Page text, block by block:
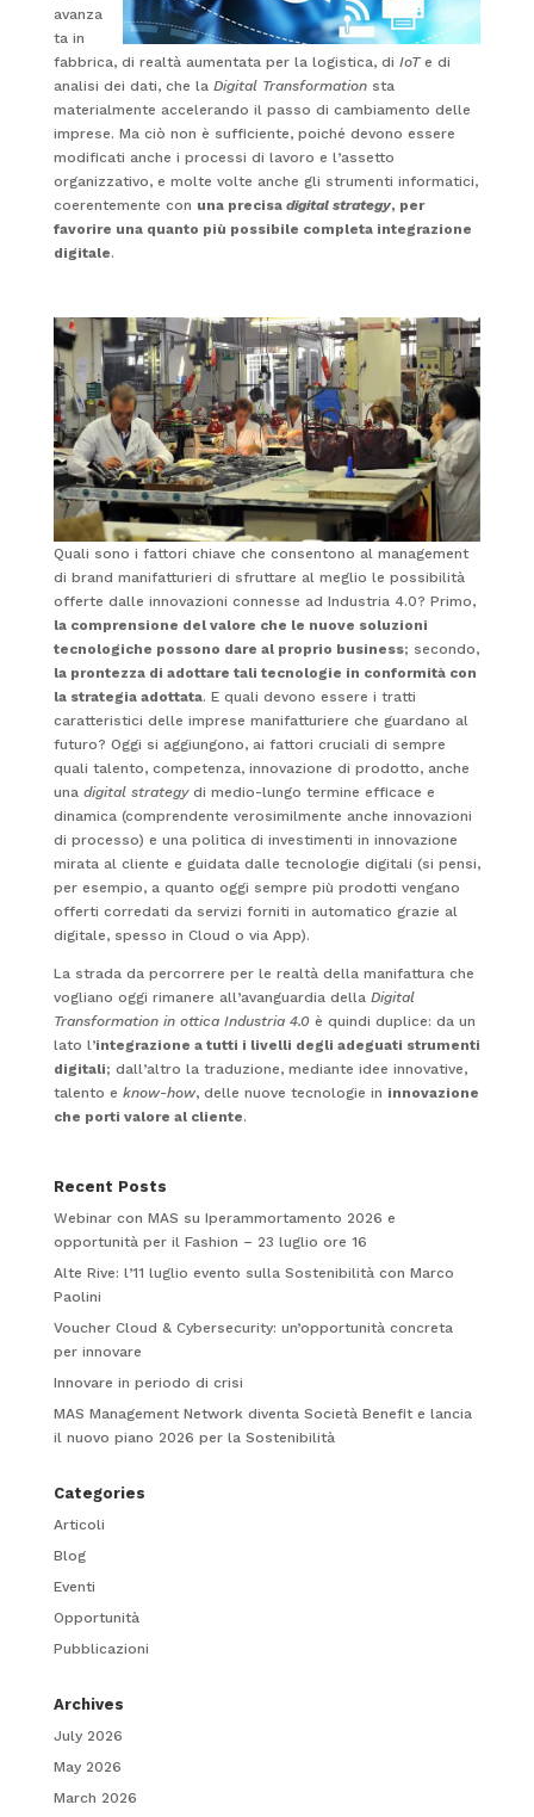
avanza
ta in
fabbrica, di realtà aumentata per la logistica, di IoTe di
analisi dei dati, che la Digital Transformationsta
materialmente accelerando il passo di cambiamento delle
imprese. Ma ciò non è sufficiente, poiché devono essere
modificati anche i processi di lavoro e l’assetto
organizzativo, e molte volte anche gli strumenti informatici,
coerentemente con una precisa digital strategy, per
favorire una quanto più possibile completa integrazione
digitale.
Quali sono i fattori chiave che consentono al management
di brand manifatturieri di sfruttare al meglio le possibilità
offerte dalle innovazioni connesse ad Industria 4.0? Primo,
la comprensione del valore che le nuove soluzioni
tecnologiche possono dare al proprio business; secondo,
la prontezza di adottare tali tecnologie in conformità con
la strategia adottata. E quali devono essere i tratti
caratteristici delle imprese manifatturiere che guardano al
futuro? Oggi si aggiungono, ai fattori cruciali di sempre
quali talento, competenza, innovazione di prodotto, anche
una digital strategydi medio-lungo termine efficace e
dinamica (comprendente verosimilmente anche innovazioni
di processo) e una politica di investimenti in innovazione
mirata al cliente e guidata dalle tecnologie digitali (si pensi,
per esempio, a quanto oggi sempre più prodotti vengano
offerti corredati da servizi forniti in automatico grazie al
digitale, spesso in Cloud o via App).
La strada da percorrere per le realtà della manifattura che
vogliano oggi rimanere all’avanguardia della Digital
Transformation in ottica Industria 4.0è quindi duplice: da un
lato l’integrazione a tutti i livelli degli adeguati strumenti
digitali; dall’altro la traduzione, mediante idee innovative,
talento e know-how, delle nuove tecnologie in innovazione
che porti valore al cliente.
Recent Posts
Webinar con MAS su Iperammortamento 2026 e
opportunità per il Fashion – 23 luglio ore 16
Alte Rive: l’11 luglio evento sulla Sostenibilità con Marco
Paolini
Voucher Cloud & Cybersecurity: un’opportunità concreta
per innovare
Innovare in periodo di crisi
MAS Management Network diventa Società Benefit e lancia
il nuovo piano 2026 per la Sostenibilità
Categories
Articoli
Blog
Eventi
Opportunità
Pubblicazioni
Archives
July 2026
May 2026
March 2026